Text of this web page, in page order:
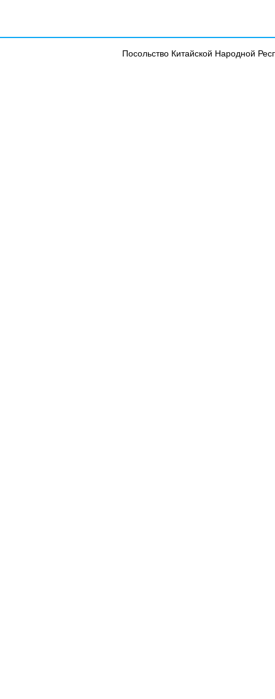
Посольство Китайской Народной